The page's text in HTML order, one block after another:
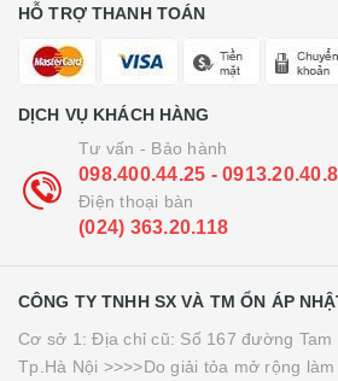
HỖ TRỢ THANH TOÁN
DỊCH VỤ KHÁCH HÀNG
Tư vấn - Bảo hành
098.400.44.25 -
Điện thoại bàn
(024) 363.20.118
CÔNG TY TNHH SX VÀ TM ỔN ÁP
Cơ sở 1: Địa chỉ cũ: Số 167 đường Tam
Tp.Hà Nội >>>>Do giải tỏa mở rộng